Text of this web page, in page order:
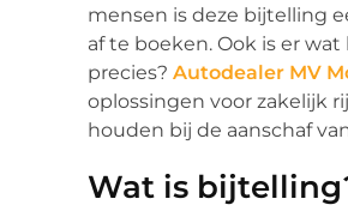
mensen is deze bijtelling
af te boeken. Ook is er
precies? Autodealer MV
oplossingen voor zakelijk
houden bij de aanschaf
Wat is